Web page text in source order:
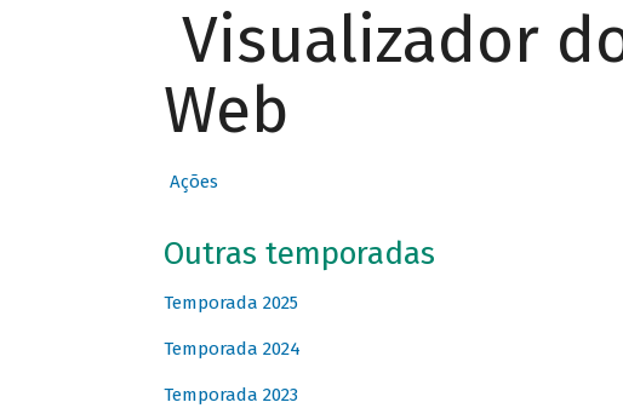
Visualizador
Web
Ações
Outras temporadas
Temporada 2025
Temporada 2024
Temporada 2023